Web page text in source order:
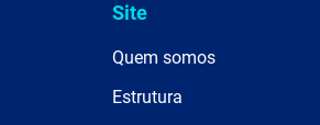
Site
Quem somos
Estrutura